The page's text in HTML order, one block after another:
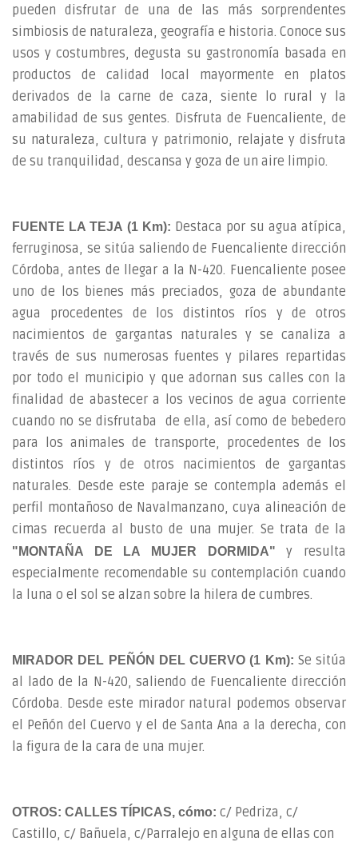
pueden disfrutar de una de las más sorprendentes
simbiosis de naturaleza, geografía e historia. Conoce sus
usos y costumbres, degusta su gastronomía basada en
productos de calidad local mayormente en platos
derivados de la carne de caza, siente lo rural y la
amabilidad de sus gentes. Disfruta de Fuencaliente, de
su naturaleza, cultura y patrimonio, relajate y disfruta
de su tranquilidad, descansa y goza de un aire limpio.
FUENTE LA TEJA (1 Km): Destaca por su agua atípica,
ferruginosa, se sitúa saliendo de Fuencaliente dirección
Córdoba, antes de llegar a la N-420. Fuencaliente posee
uno de los bienes más preciados, goza de abundante
agua procedentes de los distintos ríos y de otros
nacimientos de gargantas naturales y se canaliza a
través de sus numerosas fuentes y pilares repartidas
por todo el municipio y que adornan sus calles con la
finalidad de abastecer a los vecinos de agua corriente
cuando no se disfrutaba de ella, así como de bebedero
para los animales de transporte, procedentes de los
distintos ríos y de otros nacimientos de gargantas
naturales. Desde este paraje se contempla además el
perfil montañoso de Navalmanzano, cuya alineación de
cimas recuerda al busto de una mujer. Se trata de la
"MONTAÑA DE LA MUJER DORMIDA"
y resulta
especialmente recomendable su contemplación cuando
la luna o el sol se alzan sobre la hilera de cumbres.
MIRADOR DEL PEÑÓN DEL CUERVO (1 Km): Se sitúa
al lado de la N-420, saliendo de Fuencaliente dirección
Córdoba. Desde este mirador natural podemos observar
el Peñón del Cuervo y el de Santa Ana a la derecha, con
la figura de la cara de una mujer.
OTROS: CALLES TÍPICAS, cómo: c/ Pedriza, c/
Castillo, c/ Bañuela, c/Parralejo en alguna de ellas con